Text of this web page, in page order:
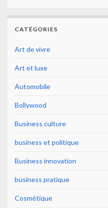
CATÉGORIES
Art de vivre
Art et luxe
Automobile
Bollywood
Business culture
business et politique
Business innovation
business pratique
Cosmétique